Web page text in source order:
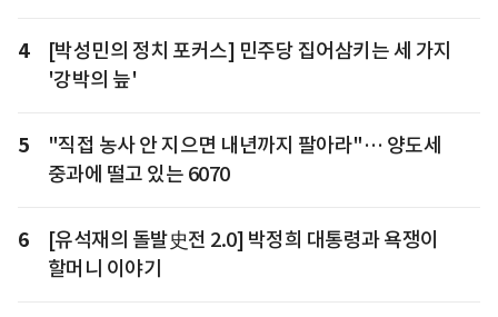
4
[박성민의 정치 포커스] 민주당 집어삼키는 세 가지
'강박의 늪'
5
"직접 농사 안 지으면 내년까지 팔아라"… 양도세
중과에 떨고 있는 6070
6
[유석재의 돌발史전 2.0] 박정희 대통령과 욕쟁이
할머니 이야기